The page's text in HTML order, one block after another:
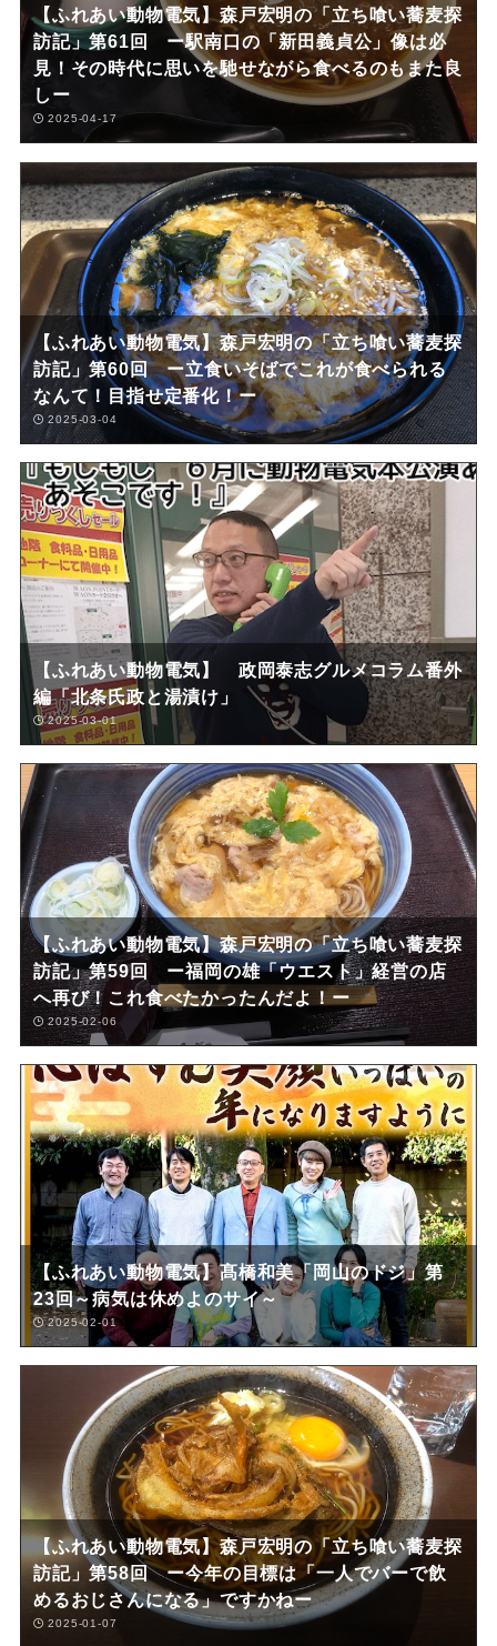
【ふれあい動物電気】森戸宏明の「立ち喰い蕎麦探
訪記」第61回 ー駅南口の「新田義貞公」像は必
見！その時代に思いを馳せながら食べるのもまた良
しー
2025-04-17
【ふれあい動物電気】森戸宏明の「立ち喰い蕎麦探
訪記」第60回 ー立食いそばでこれが食べられる
なんて！目指せ定番化！ー
2025-03-04
【ふれあい動物電気】 政岡泰志グルメコラム番外
編「北条氏政と湯漬け」
2025-03-01
【ふれあい動物電気】森戸宏明の「立ち喰い蕎麦探
訪記」第59回 ー福岡の雄「ウエスト」経営の店
へ再び！これ食べたかったんだよ！ー
2025-02-06
【ふれあい動物電気】髙橋和美「岡山のドジ」第
23回～病気は休めよのサイ～
2025-02-01
【ふれあい動物電気】森戸宏明の「立ち喰い蕎麦探
訪記」第58回 ー今年の目標は「一人でバーで飲
めるおじさんになる」ですかねー
2025-01-07